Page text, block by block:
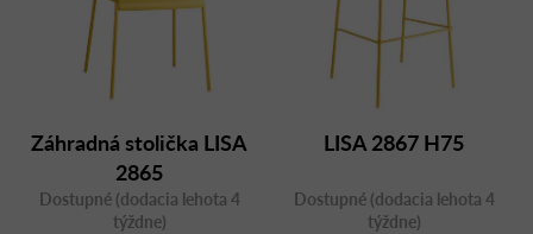
u
kZáhradná stolička LISA
2865
Dostupné (dodacia lehota 4
týždne)
LISA 2867 H75
Dostupné (dodacia lehota 4
týždne)